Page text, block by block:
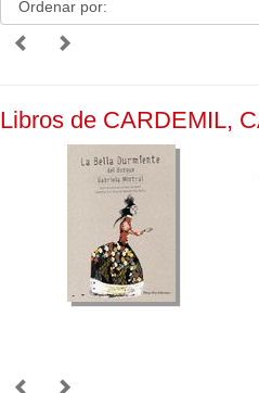
Libros de CARDEMIL,